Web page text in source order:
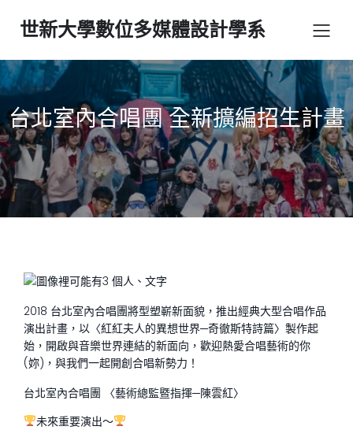
世新大學數位多媒體設計學系
台北室內合唱團 全新擴編招生計畫
2018 台北室內合唱團將型塑嶄新面貌，推出經典大型合唱作品
演出計畫，以〈紅紅夫人的異想世界─奇徹斯特詩篇〉製作起
始，開啟與音樂世界連結的新面向，歡迎熱愛合唱藝術的你
(妳)，與我們一起開創合唱新勢力！
台北室內合唱團 〈藝術總監暨指揮─陳雲紅〉
未來重要演出～